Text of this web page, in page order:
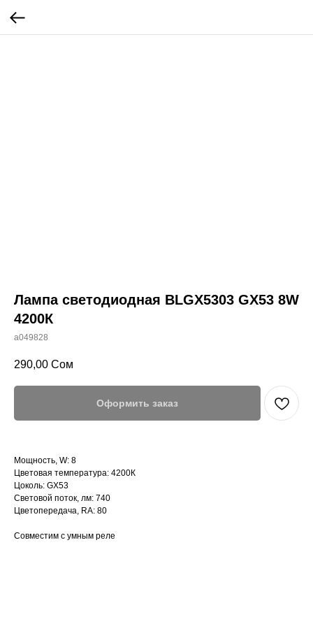
Лампа светодиодная BLGX5303 GX53 8W
4200К
a049828
290,00 Сом
Оформить заказ
Мощность, W: 8
Цветовая температура: 4200К
Цоколь: GX53
Световой поток, лм: 740
Цветопередача, RA: 80
Совместим с умным реле